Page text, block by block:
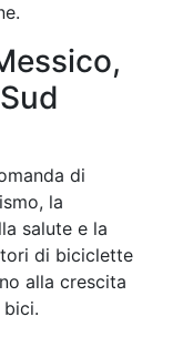
di
la
salute e la
di biciclette
alla crescita